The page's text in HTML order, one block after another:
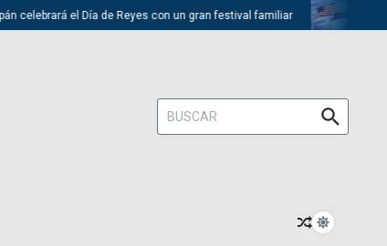
el Día de Reyes con un gran festival familiar
Buscar: